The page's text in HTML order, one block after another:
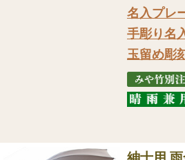
名入プレ
手彫り名
玉留め彫